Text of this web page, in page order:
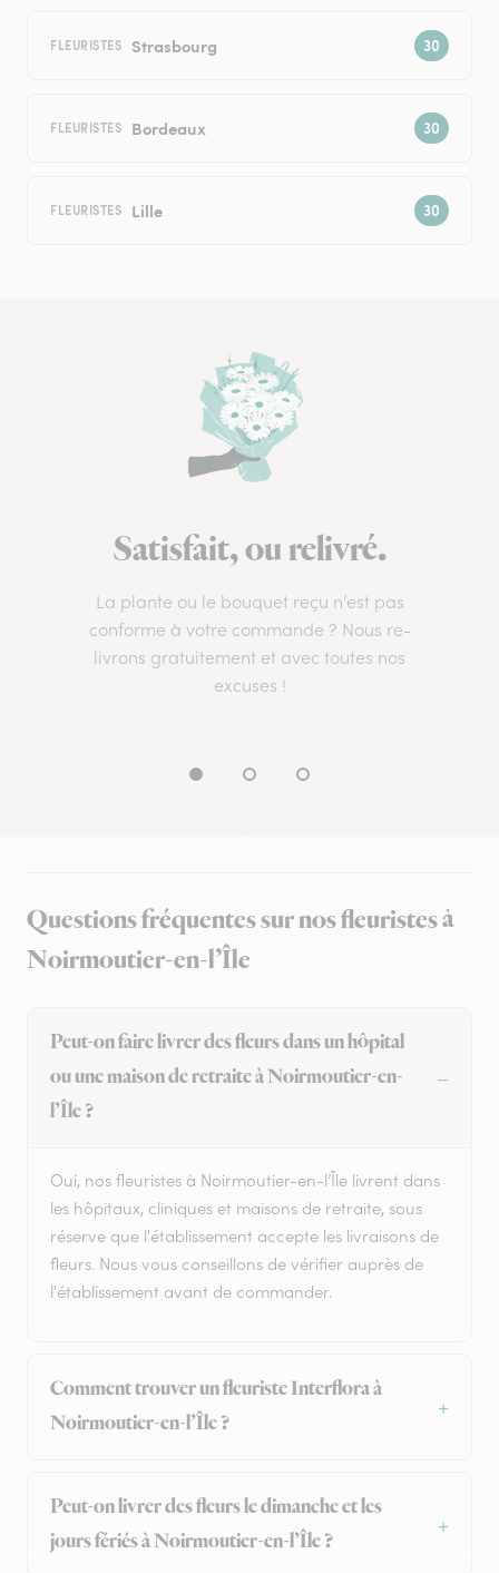
FLEURISTES Strasbourg
FLEURISTES Bordeaux
FLEURISTES Lille
Satisfait, ou relivré.
La plante ou le bouquet reçu n’est pas
conforme à votre commande ? Nous re-
livrons gratuitement et avec toutes nos
excuses !
Questions fréquentes sur nos fleuristes à
Noirmoutier-en-l’Île
Peut-on faire livrer des fleurs dans un hôpital
ou une maison de retraite à Noirmoutier-en-
l’Île ?
Oui, nos fleuristes à Noirmoutier-en-l’Île livrent dans
les hôpitaux, cliniques et maisons de retraite, sous
réserve que l'établissement accepte les livraisons de
fleurs. Nous vous conseillons de vérifier auprès de
l'établissement avant de commander.
Comment trouver un fleuriste Interflora à
Noirmoutier-en-l’Île ?
Peut-on livrer des fleurs le dimanche et les
jours fériés à Noirmoutier-en-l’Île ?